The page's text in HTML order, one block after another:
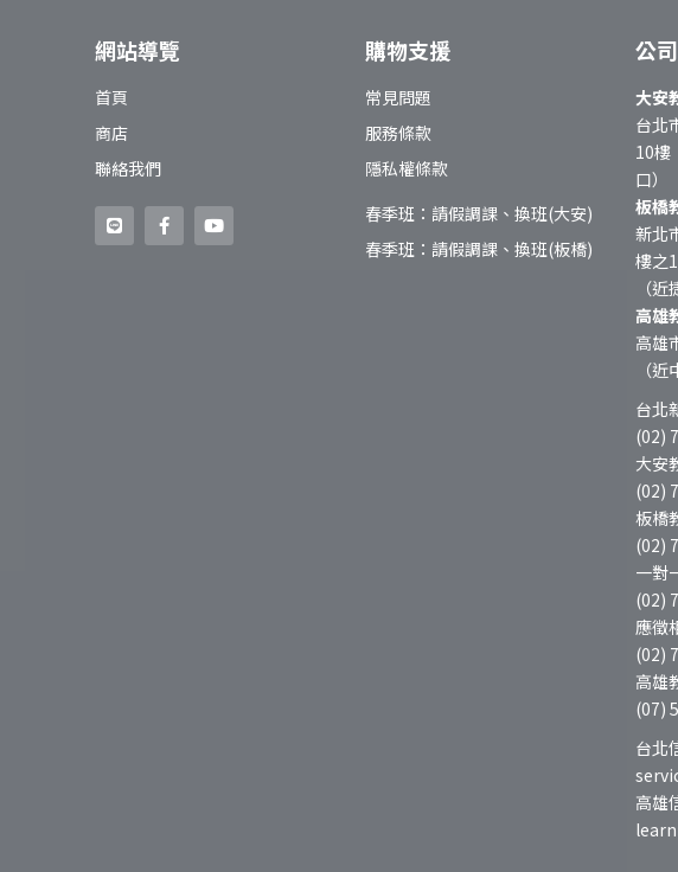
網站導覽
首頁
商店
聯絡我們
購物支援
常見問題
服務條款
隱私權條款
春季班：請假調課、換班(大安)
春季班：請假調課、換班(板橋)
公
大安
台北
10樓
口）
板橋
新北
樓之1
（
高雄
高雄
（
台北
(02)
大安
(02)
板橋
(02)
一對
(02)
應徵
(02)
高雄
(07)
台北
高雄